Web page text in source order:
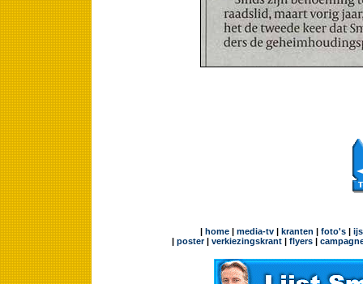
| home| media-tv| kranten | foto's|
| poster| verkiezingskrant | flyers |